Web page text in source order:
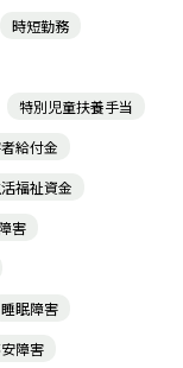
時短勤務
特別児童扶養手当
給付金
福祉資金
害
睡眠障害
障害